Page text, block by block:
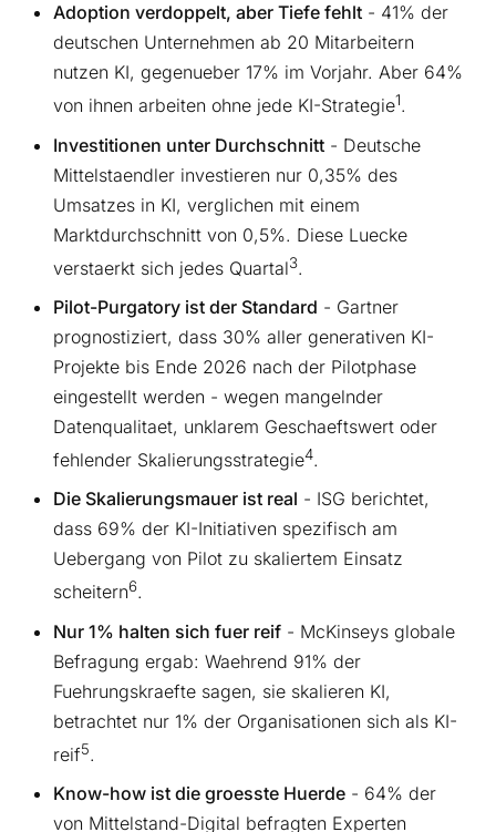
Adoption verdoppelt, aber Tiefe fehlt - 41% der
deutschen Unternehmen ab 20 Mitarbeitern
nutzen KI, gegenueber 17% im Vorjahr. Aber 64%
von ihnen arbeiten ohne jede KI-Strategie1.
Investitionen unter Durchschnitt - Deutsche
Mittelstaendler investieren nur 0,35% des
Umsatzes in KI, verglichen mit einem
Marktdurchschnitt von 0,5%. Diese Luecke
verstaerkt sich jedes Quartal3.
Pilot-Purgatory ist der Standard - Gartner
prognostiziert, dass 30% aller generativen KI-
Projekte bis Ende 2026 nach der Pilotphase
eingestellt werden - wegen mangelnder
Datenqualitaet, unklarem Geschaeftswert oder
fehlender Skalierungsstrategie4.
Die Skalierungsmauer ist real - ISG berichtet,
dass 69% der KI-Initiativen spezifisch am
Uebergang von Pilot zu skaliertem Einsatz
scheitern6.
Nur 1% halten sich fuer reif - McKinseys globale
Befragung ergab: Waehrend 91% der
Fuehrungskraefte sagen, sie skalieren KI,
betrachtet nur 1% der Organisationen sich als KI-
reif5.
Know-how ist die groesste Huerde - 64% der
von Mittelstand-Digital befragten Experten